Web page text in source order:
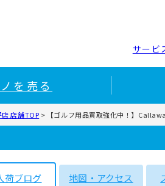
サービ
を売る
店 店舗TOP > 【ゴルフ用品買取強化中！】
荷ブログ 地図・アクセス